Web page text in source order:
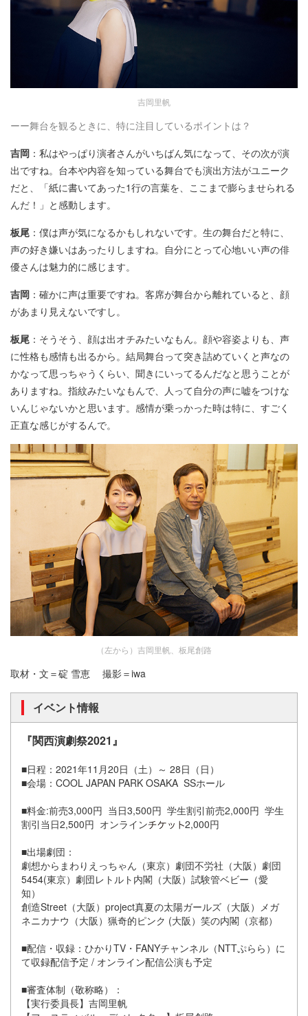
吉岡里帆
ーー舞台を観るときに、特に注目しているポイントは？
吉岡 ：私はやっぱり演者さんがいちばん気になって、その次が演
出ですね。台本や内容を知っている舞台でも演出方法がユニーク
だと、「紙に書いてあった1行の言葉を、ここまで膨らませられる
んだ！」と感動します。
板尾 ：僕は声が気になるかもしれないです。生の舞台だと特に、
声の好き嫌いはあったりしますね。自分にとって心地いい声の俳
優さんは魅力的に感じます。
吉岡 ：確かに声は重要ですね。客席が舞台から離れていると、顔
があまり見えないですし。
板尾 ：そうそう、顔は出オチみたいなもん。顔や容姿よりも、声
に性格も感情も出るから。結局舞台って突き詰めていくと声なの
かなって思っちゃうくらい、聞きにいってるんだなと思うことが
ありますね。指紋みたいなもんで、人って自分の声に嘘をつけな
いんじゃないかと思います。感情が乗っかった時は特に、すごく
正直な感じがするんで。
（左から）吉岡里帆、板尾創路
取材・文＝碇 雪恵 撮影＝iwa
イベント情報
『関西演劇祭2021』
■日程：2021年11月20日（土）～ 28日（日）
■会場：COOL JAPAN PARK OSAKA SSホール
■料金:前売3,000円 当日3,500円 学生割引前売2,000円 学生
割引当日2,500円 オンライン
2,000円
■出場劇団：
劇想からまわりえっちゃん（東京）劇団不労社（大阪）劇団
5454(東京）劇団レトルト内閣（大阪）試験管ベビー（愛
知）
創造Street（大阪）project真夏の太陽ガールズ（大阪）メガ
ネニカナウ（大阪）猟奇的ピンク (大阪）笑の内閣（京都）
■配信・収録：ひかりTV・FANYチャンネル（NTTぷらら）に
て収録配信予定 / オンライン配信公演も予定
■審査体制（敬称略）：
【実行委員長】吉岡里帆